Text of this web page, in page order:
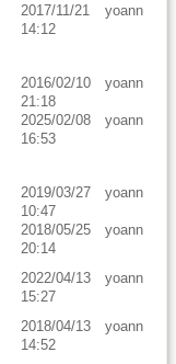
2017/11/21
14:12
yoann
2016/02/10
21:18
yoann
2025/02/08
16:53
yoann
2019/03/27
10:47
yoann
2018/05/25
20:14
yoann
2022/04/13
15:27
yoann
2018/04/13
14:52
yoann